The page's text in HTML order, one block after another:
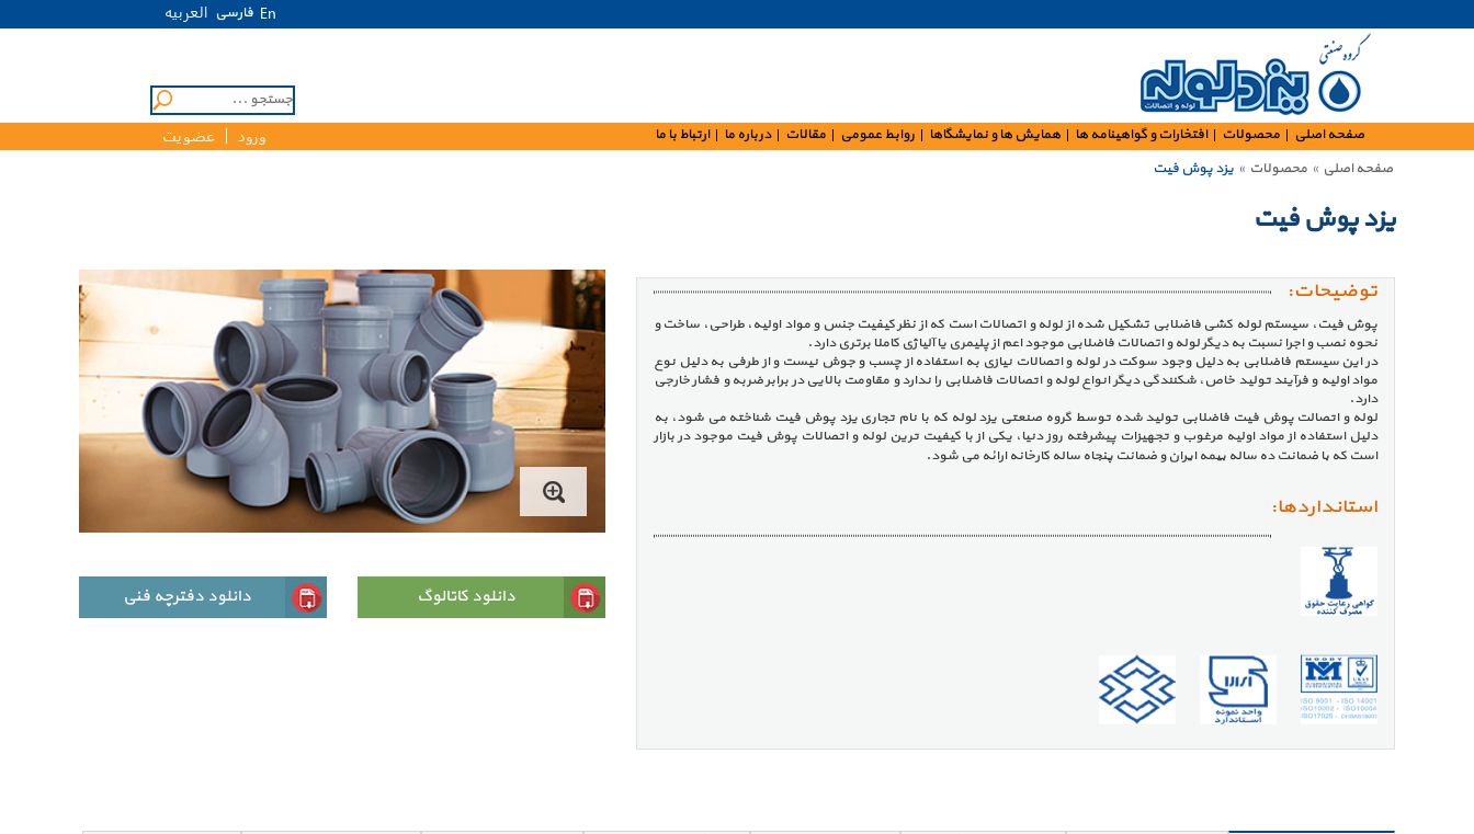
En فارسی العربیه
صفحه اصلی محصولات افتخارات و گواهینامه ها همایش ها و نمایشگاها روابط عمومی مقالات درباره ما ارتباط با ما ورود عضویت
صفحه اصلی » محصولات » یزد پوش‏ فیت
یزد پوش‏ فیت
توضیحات:
پوش فیت، سیستم لوله کشی فاضلابی تشکیل شده از لوله و اتصالات است که از نظر کیفیت جنس و مواد اولیه، طراحی، ساخت و
نحوه نصب و اجرا نسبت به دیگر لوله و اتصالات فاضلابی موجود اعم از پلیمری یا آلیاژی کاملا برتری دارد.
در این سیستم فاضلابی به دلیل وجود سوکت در لوله و اتصالات نیازی به استفاده از چسب و جوش نیست و از طرفی به دلیل نوع
مواد اولیه و فرآیند تولید خاص، شکنندگی دیگر انواع لوله و اتصالات فاضلابی را ندارد و مقاومت بالایی در برابر ضربه و فشار خارجی
دارد.
لوله و اتصالت پوش فیت فاضلابی تولید شده توسط گروه صنعتی یزد لوله که با نام تجاری یزد پوش فیت شناخته می شود، به
دلیل استفاده از مواد اولیه مرغوب و تجهیزات پیشرفته روز دنیا، یکی از با کیفیت ترین لوله و اتصالات پوش فیت موجود در بازار
است که با ضمانت ده ساله بیمه ایران و ضمانت پنجاه ساله کارخانه ارائه می شود.
استانداردها:
دانلود کاتالوگ دانلود دفترچه فنی